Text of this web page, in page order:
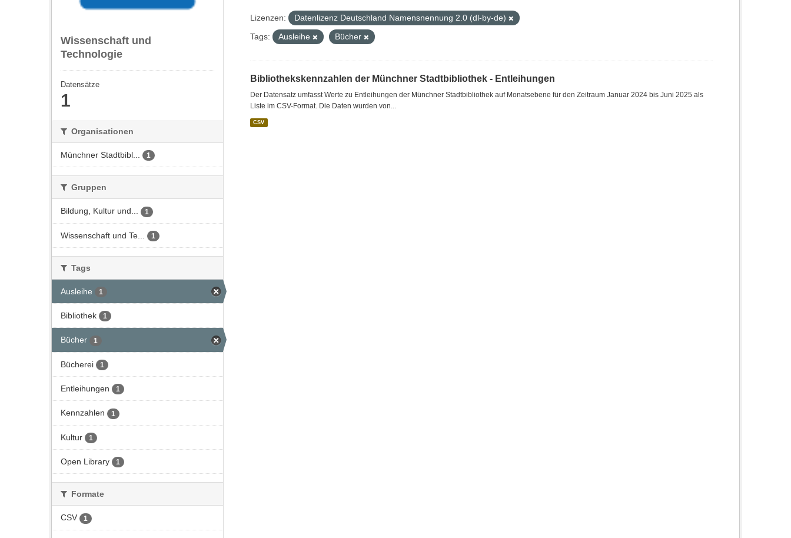
Wissenschaft und
Technologie
Datensätze
1
Organisationen
Münchner Stadtbibl... 1
Gruppen
Bildung, Kultur und... 1
Wissenschaft und Te... 1
Tags
Ausleihe 1
Bibliothek 1
Bücher 1
Bücherei 1
Entleihungen 1
Kennzahlen 1
Kultur 1
Open Library 1
Formate
CSV 1
Lizenzen:
Datenlizenz Deutschland Namensnennung 2.0 (dl-by-de)
Tags:
Ausleihe Bücher
Bibliothekskennzahlen der Münchner Stadtbibliothek - Entleihungen
Der Datensatz umfasst Werte zu Entleihungen der Münchner Stadtbibliothek auf Monatsebene für den Zeitraum Januar 2024 bis Juni 2025 als
Liste im CSV-Format. Die Daten wurden von...
CSV